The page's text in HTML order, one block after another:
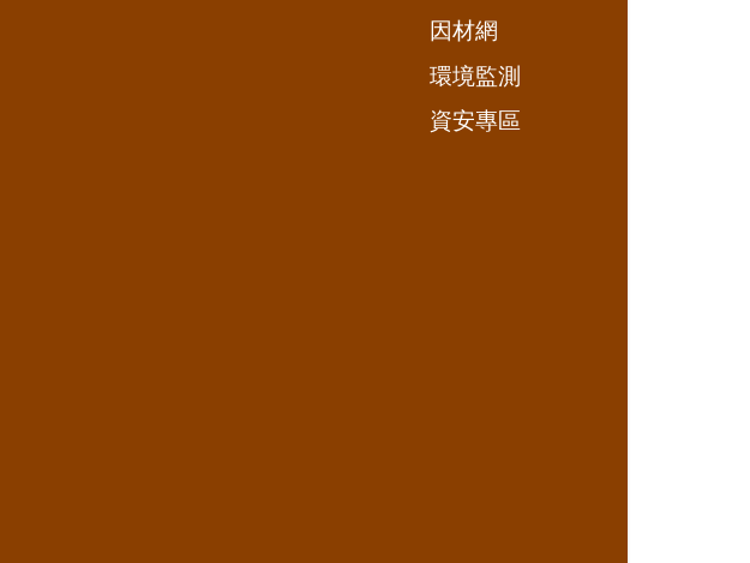
因材網
環境監測
資安專區